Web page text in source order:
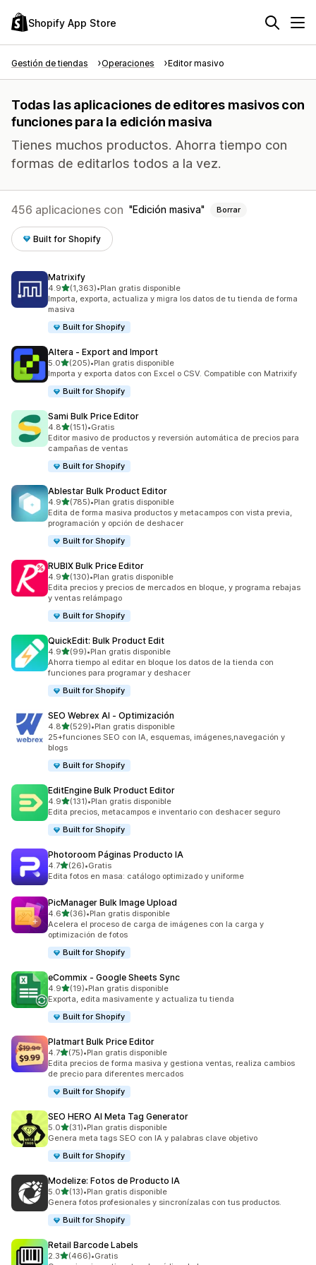
Shopify App Store
Gestión de tiendas Operaciones Editor masivo
Todas las aplicaciones de editores masivos con
funciones para la edición masiva
Tienes muchos productos. Ahorra tiempo con
formas de editarlos todos a la vez.
456 aplicaciones con Edición masiva Borrar
Built for Shopify
Matrixify
4.9de 5 estrellas
(1,363)
1363 reseñas en total
•Plan gratis disponible
Importa, exporta, actualiza y migra los datos de tu tienda de forma
masiva
Built for Shopify
Altera ‑ Export and Import
5.0de 5 estrellas
(205)
205 reseñas en total
•Plan gratis disponible
Importa y exporta datos con Excel o CSV. Compatible con Matrixify
Built for Shopify
Sami Bulk Price Editor
4.8de 5 estrellas
(151)
151 reseñas en total
•Gratis
Editor masivo de productos y reversión automática de precios para
campañas de ventas
Built for Shopify
Ablestar Bulk Product Editor
4.9de 5 estrellas
(785)
785 reseñas en total
•Plan gratis disponible
Edita de forma masiva productos y metacampos con vista previa,
programación y opción de deshacer
Built for Shopify
RUBIX Bulk Price Editor
4.9de 5 estrellas
(130)
130 reseñas en total
•Plan gratis disponible
Edita precios y precios de mercados en bloque, y programa rebajas
y ventas relámpago
Built for Shopify
QuickEdit: Bulk Product Edit
4.9de 5 estrellas
(99)
99 reseñas en total
•Plan gratis disponible
Ahorra tiempo al editar en bloque los datos de la tienda con
funciones para programar y deshacer
Built for Shopify
SEO Webrex AI ‑ Optimización
4.8de 5 estrellas
(529)
529 reseñas en total
•Plan gratis disponible
25+funciones SEO con IA, esquemas, imágenes,navegación y
blogs
Built for Shopify
EditEngine Bulk Product Editor
4.9de 5 estrellas
(131)
131 reseñas en total
•Plan gratis disponible
Edita precios, metacampos e inventario con deshacer seguro
Built for Shopify
Photoroom Páginas Producto IA
4.7de 5 estrellas
(26)
26 reseñas en total
•Gratis
Edita fotos en masa: catálogo optimizado y uniforme
PicManager Bulk Image Upload
4.6de 5 estrellas
(36)
36 reseñas en total
•Plan gratis disponible
Acelera el proceso de carga de imágenes con la carga y
optimización de fotos
Built for Shopify
eCommix ‑ Google Sheets Sync
4.9de 5 estrellas
(19)
19 reseñas en total
•Plan gratis disponible
Exporta, edita masivamente y actualiza tu tienda
Built for Shopify
Platmart Bulk Price Editor
4.7de 5 estrellas
(75)
75 reseñas en total
•Plan gratis disponible
Edita precios de forma masiva y gestiona ventas, realiza cambios
de precio para diferentes mercados
Built for Shopify
SEO HERO AI Meta Tag Generator
5.0de 5 estrellas
(31)
31 reseñas en total
•Plan gratis disponible
Genera meta tags SEO con IA y palabras clave objetivo
Built for Shopify
Modelize: Fotos de Producto IA
5.0de 5 estrellas
(13)
13 reseñas en total
•Plan gratis disponible
Genera fotos profesionales y sincronízalas con tus productos.
Built for Shopify
Retail Barcode Labels
2.3de 5 estrellas
(466)
466 reseñas en total
•Gratis